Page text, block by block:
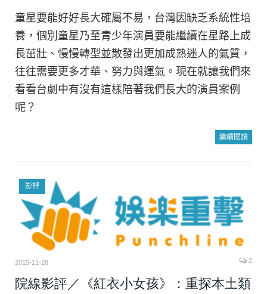
童星要能好好長大確屬不易，台灣因缺乏系統性培
養，個別童星乃至青少年演員要能繼續在星路上成
長茁壯、慢慢轉型並散發出更加成熟迷人的氣質，
往往需要更多才華、努力與運氣。現在就讓我們來
看看台劇中有沒有這樣陪著我們長大的演員案例
呢？
繼續閱讀
影評
2015-11-28 2
院線影評／《紅衣小女孩》：重探本土類